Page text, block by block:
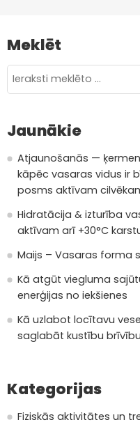
Meklēt
Jaunākie
Atjaunošanās —
kāpēc vasaras vidus ir
posms aktīvam
Hidratācija & izturība
aktīvam arī +30°C
Maijs – Vasaras forma
Kā atgūt viegluma
enerģijas no iekšienes
Kā uzlabot locītavu
saglabāt kustību
Kategorijas
Fiziskās aktivitātes un